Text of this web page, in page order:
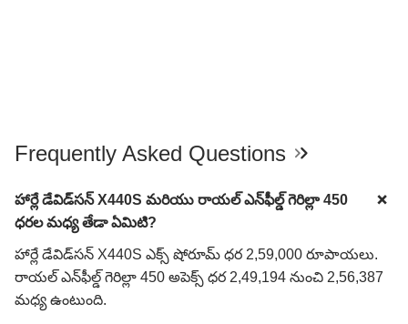
Frequently Asked Questions
హార్లే డేవిడ్‌సన్ X440S మరియు రాయల్ ఎన్‌ఫీల్డ్ గెరిల్లా 450
ధరల మధ్య తేడా ఏమిటి?
హార్లే డేవిడ్‌సన్ X440S ఎక్స్‌ షోరూమ్ ధర 2,59,000 రూపాయలు.
రాయల్ ఎన్‌ఫీల్డ్ గెరిల్లా 450 అపెక్స్‌ ధర 2,49,194 నుంచి 2,56,387
మధ్య ఉంటుంది.